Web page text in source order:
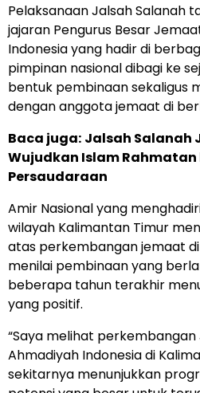
Pelaksanaan Jalsah Salanah
jajaran Pengurus Besar
Indonesia yang hadir di
pimpinan nasional dibagi ke
bentuk pembinaan sekaligus
dengan anggota jemaat di
Baca juga: Jalsah Salanah
Wujudkan Islam Rahmatan
Persaudaraan
Amir Nasional yang
wilayah Kalimantan Timur
atas perkembangan jemaat
menilai pembinaan yang
beberapa tahun terakhir
yang positif.
“Saya melihat
Ahmadiyah Indonesia di
sekitarnya menunjukkan